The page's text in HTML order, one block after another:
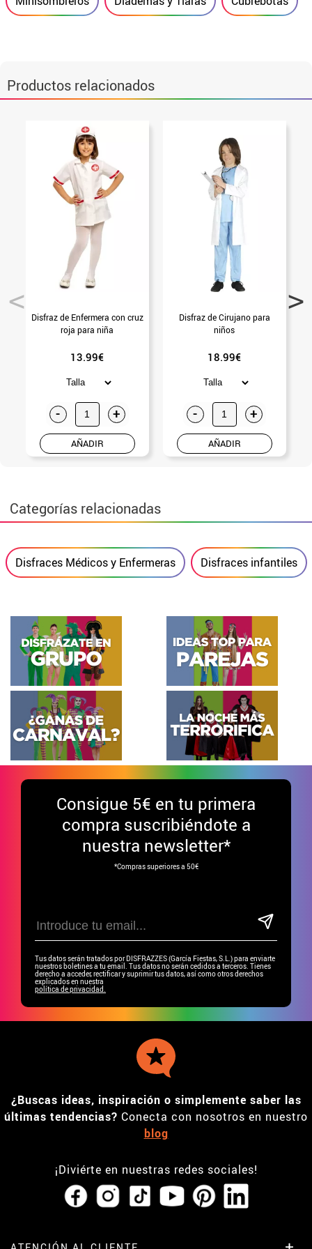
Productos relacionados
Disfraz de Enfermera con cruz
roja para niña
13.99€
- +
AÑADIR
Disfraz de Cirujano para
niños
18.99€
- +
AÑADIR
Categorías relacionadas
Disfraces Médicos y Enfermeras Disfraces infantiles
Consigue 5€ en tu primera
compra suscribiéndote a
nuestra newsletter*
*Compras superiores a 50€
Tus datos serán tratados por DISFRAZZES (García Fiestas, S.L.) para enviarte
nuestros boletines a tu email. Tus datos no serán cedidos a terceros. Tienes
derecho a acceder, rectificar y suprimir tus datos, así como otros derechos
explicados en nuestra
política de privacidad.
¿Buscas ideas, inspiración o simplemente saber las
últimas tendencias? Conecta con nosotros en nuestro
blog
¡Diviérte en nuestras redes sociales!